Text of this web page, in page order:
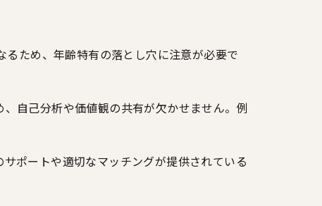
ため、年齢特有の落とし穴に注意が必要で
自己分析や価値観の共有が欠かせません。例
ポートや適切なマッチングが提供されている